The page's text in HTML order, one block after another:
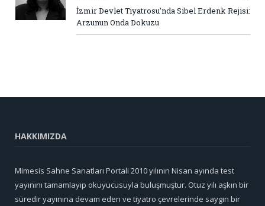
İzmir Devlet Tiyatrosu’nda Sibel Erdenk Rejisi:
Arzunun Onda Dokuzu
HAKKIMIZDA
Mimesis Sahne Sanatları Portali 2010 yılının Nisan ayında test
yayınını tamamlayıp okuyucusuyla buluşmuştur. Otuz yılı aşkın bir
süredir yayınına devam eden ve tiyatro çevrelerinde saygın bir